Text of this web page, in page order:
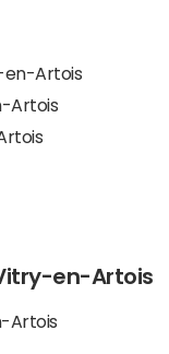
en-Artois
Artois
en-Artois
Artois